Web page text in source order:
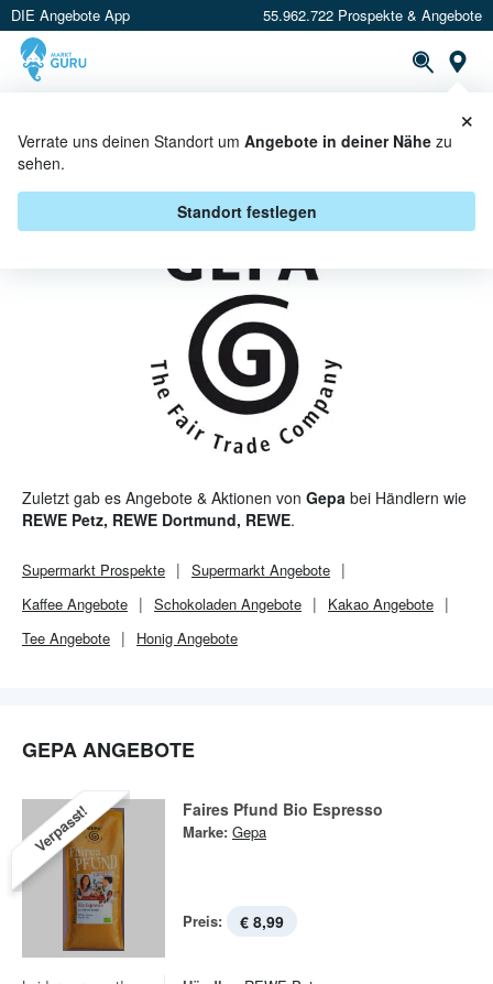
DIE Angebote App 55.962.722 Prospekte & Angebote
Verrate uns deinen Standort um Angebote in deiner Nähe zu
sehen.
Standort festlegen
×
GEPA ANGEBOTE & AKTIONEN
Zuletzt gab es Angebote & Aktionen von Gepa bei Händlern wie
REWE Petz, REWE Dortmund, REWE.
Supermarkt Prospekte Supermarkt Angebote
Kaffee Angebote
Schokoladen Angebote
Kakao Angebote
Tee Angebote
Honig Angebote
GEPA ANGEBOTE
Verpasst! Faires Pfund Bio Espresso
Marke: Gepa
Preis: € 8,99